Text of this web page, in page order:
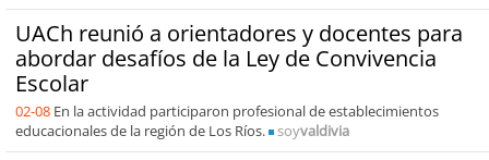
UACh reunió a orientadores y docentes para
abordar desafíos de la Ley de Convivencia
Escolar
02-08 En la actividad participaron profesional de establecimientos
educacionales de la región de Los Ríos.
soyvaldivia